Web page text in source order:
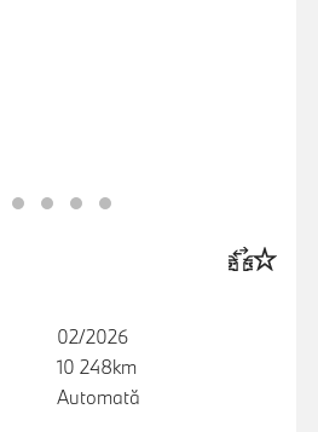
02/2026
10 248km
Automată